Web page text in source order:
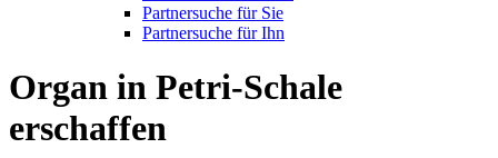
Partnersuche für Sie
Partnersuche für Ihn
Organ in Petri-Schale
erschaffen